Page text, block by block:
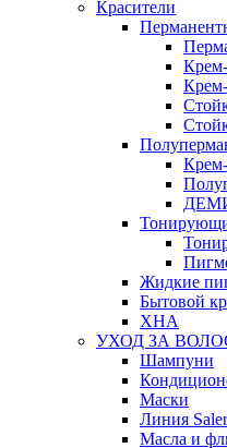
Красители
Жидкие
Бытовой
ХНА
УХОД ЗА
Шампуни
Маски
Линия
Масла и